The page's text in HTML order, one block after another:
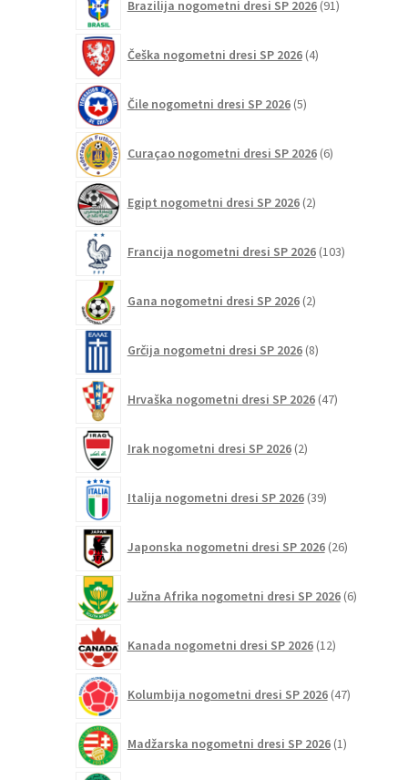
Brazilija nogometni dresi SP 2026 91izdelkov
Češka nogometni dresi SP 2026 4izdelki
Čile nogometni dresi SP 2026 5izdelkov
Curaçao nogometni dresi SP 2026 6izdelkov
Egipt nogometni dresi SP 2026 2izdelka
Francija nogometni dresi SP 2026 103izdelki
Gana nogometni dresi SP 2026 2izdelka
Grčija nogometni dresi SP 2026 8izdelkov
Hrvaška nogometni dresi SP 2026 47izdelkov
Irak nogometni dresi SP 2026 2izdelka
Italija nogometni dresi SP 2026 39izdelkov
Japonska nogometni dresi SP 2026 26izdelkov
Južna Afrika nogometni dresi SP 2026 6izdelkov
Kanada nogometni dresi SP 2026 12izdelkov
Kolumbija nogometni dresi SP 2026 47izdelkov
Madžarska nogometni dresi SP 2026 1izdelek